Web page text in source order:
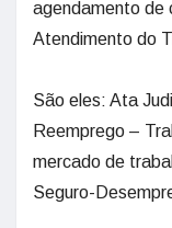
agendamento de
Atendimento do
São eles: Ata
Reemprego –
mercado de
Seguro-